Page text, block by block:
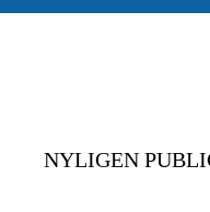
NYLIGEN